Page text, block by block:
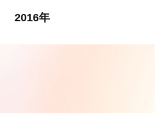
2016年